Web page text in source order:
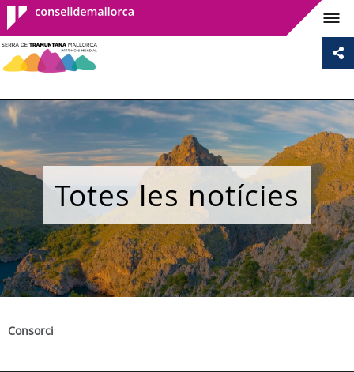
Consell de
Mallorca
Totes les notícies
Consorci